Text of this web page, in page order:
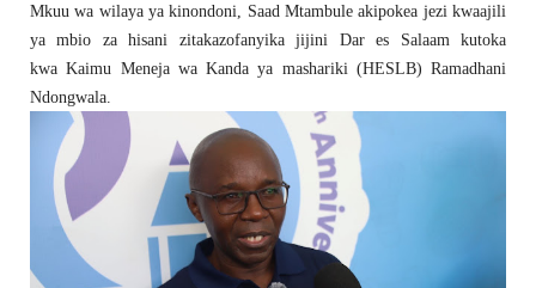
Mkuu wa wilaya ya kinondoni, Saad Mtambule akipokea jezi kwaajili
ya mbio za hisani zitakazofanyika jijini Dar es Salaam kutoka
kwaKaimu Meneja wa Kanda ya mashariki (HESLB) Ramadhani
Ndongwala.